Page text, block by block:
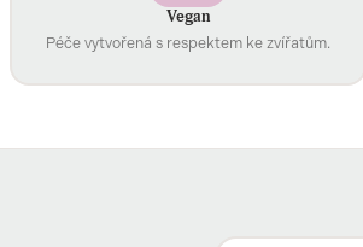
Vegan
Péče vytvořená s respektem ke zvířatům.